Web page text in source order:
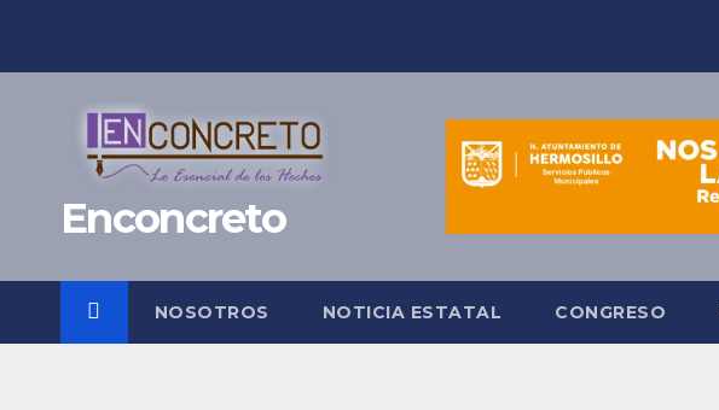
Enconcreto
NOSOTROS NOTICIA ESTATAL CONGRESO